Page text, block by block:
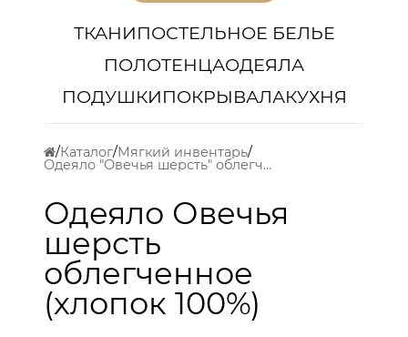
ТКАНИПОСТЕЛЬНОЕ БЕЛЬЕ
ПОЛОТЕНЦАОДЕЯЛА
ПОДУШКИПОКРЫВАЛАКУХНЯ
Каталог Мягкий инвентарь
Одеяло "Овечья шерсть" облегченное (хлопок 100%)
Одеяло Овечья
шерсть
облегченное
(хлопок 100%)